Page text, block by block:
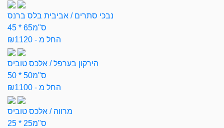
נבכי סתרים / אביבית בלס ברנס
45 * 65ס"מ
החל מ - ₪1120
הירקון בערפל / אלכס טוביס
50 * 50ס"מ
החל מ - ₪1100
מרווה / אלכס טוביס
25 * 25ס"מ